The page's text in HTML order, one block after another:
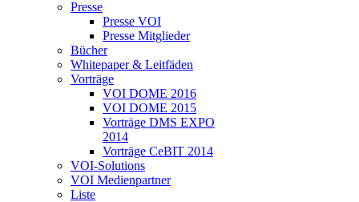
Presse
Presse VOI
Presse Mitglieder
Bücher
Whitepaper & Leitfäden
Vorträge
VOI DOME 2016
VOI DOME 2015
Vorträge DMS EXPO
2014
Vorträge CeBIT 2014
VOI-Solutions
VOI Medienpartner
Liste